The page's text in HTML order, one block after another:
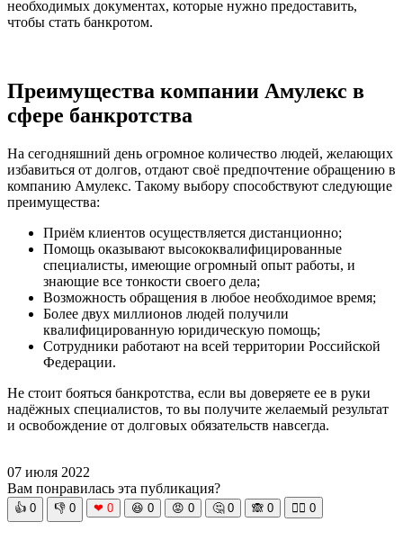
необходимых документах, которые нужно предоставить,
чтобы стать банкротом.
Преимущества компании Амулекс в
сфере банкротства
На сегодняшний день огромное количество людей, желающих
избавиться от долгов, отдают своё предпочтение обращению в
компанию Амулекс. Такому выбору способствуют следующие
преимущества:
Приём клиентов осуществляется дистанционно;
Помощь оказывают высококвалифицированные
специалисты, имеющие огромный опыт работы, и
знающие все тонкости своего дела;
Возможность обращения в любое необходимое время;
Более двух миллионов людей получили
квалифицированную юридическую помощь;
Сотрудники работают на всей территории Российской
Федерации.
Не стоит бояться банкротства, если вы доверяете ее в руки
надёжных специалистов, то вы получите желаемый результат
и освобождение от долговых обязательств навсегда.
07 июля 2022
Вам понравилась эта публикация?
👍 0 👎 0 ❤ 0 😆 0 😡 0 🤔 0 🙈 0 🧘‍♀️ 0